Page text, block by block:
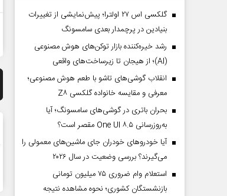
گلکسی اس ۲۷ اولترا؛ پیش‌نمایشی از تغییرات
بنیادین در پرچمدار بعدی سامسونگ
رشد خیره‌کننده بازار توکن‌های هوش مصنوعی
(AI)؛ از هیجان تا زیرساخت‌های واقعی
انقلاب گوشی‌های تاشو‌ با طعم هوش مصنوعی؛
معرفی و مقایسه خانواده گلکسی Z۸
بحران باتری در گوشی‌های سامسونگ؛ آیا
به‌روزرسانی One UI ۸.۵ مقصر است؟
آیا خودروهای خودران جای ماشین‌های معمولی را
می‌گیرند؟ بررسی وضعیت در سال ۲۰۲۶
استعلام وام ضروری ۷۵ میلیون تومانی
بازنشستگان کشوری؛ نحوه مشاهده نتیجه